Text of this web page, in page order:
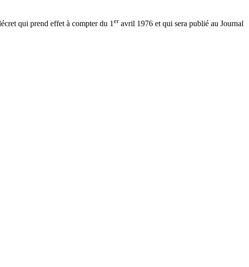
qui prend effet à compter du 1 eravril 1976 et qui sera publié au Journal